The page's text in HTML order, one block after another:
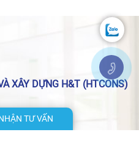
XÂY DỰNG H&T (HTCONS)
TƯ VẤN